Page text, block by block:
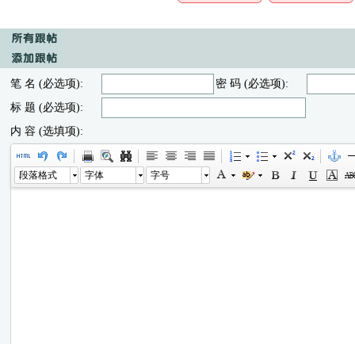
笔 名 (必选项):
密 码 (必选项):
标 题 (必选项):
内 容 (选填项):
段落格式 字体 字号